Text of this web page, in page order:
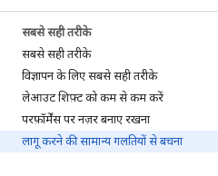
सबसे सही तरीके
सबसे सही तरीके
विज्ञापन के लिए सबसे सही तरीके
लेआउट शिफ़्ट को कम से कम करें
परफ़ॉर्मेंस पर नज़र बनाए रखना
लागू करने की सामान्य गलतियों से बचना